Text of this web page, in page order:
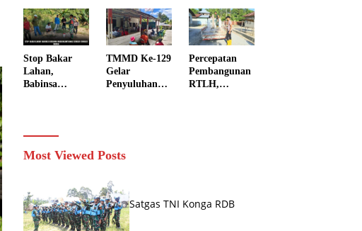
Mulia Kab.
Puncak Jaya
Utara
Warga
Bersihkan
Parit Secara
Gotong
Royong
Stop Bakar
Lahan,
Babinsa
Edukasi
TMMD Ke-129
Gelar
Penyuluhan
serta Taat
Kampung
Sesor
Percepatan
Pembangunan
RTLH,
Most Viewed Posts
Satgas TNI Konga RDB